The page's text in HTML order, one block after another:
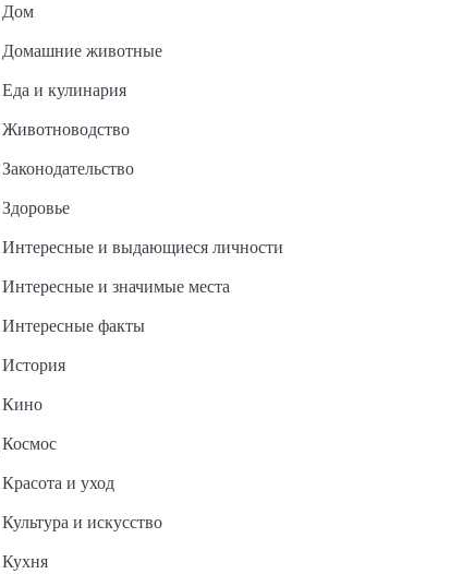
Дом
Домашние животные
Еда и кулинария
Животноводство
Законодательство
Здоровье
Интересные и выдающиеся личности
Интересные и значимые места
Интересные факты
История
Кино
Космос
Красота и уход
Культура и искусство
Кухня